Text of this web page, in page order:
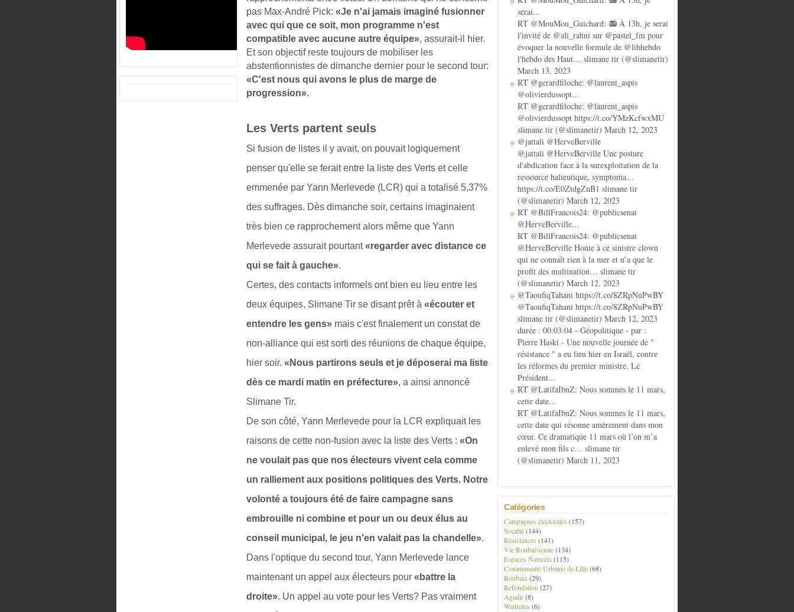
pas Max-André Pick: «Je n'ai jamais imaginé fusionner
avec qui que ce soit, mon programme n'est
compatible avec aucune autre équipe», assurait-il hier.
Et son objectif reste toujours de mobiliser les
abstentionnistes de dimanche dernier pour le second tour:
«C'est nous qui avons le plus de marge de
progression».
Les Verts partent seuls
Si fusion de listes il y avait, on pouvait logiquement
penser qu'elle se ferait entre la liste des Verts et celle
emmenée par Yann Merlevede (LCR) qui a totalisé 5,37%
des suffrages. Dès dimanche soir, certains imaginaient
très bien ce rapprochement alors même que Yann
Merlevede assurait pourtant«regarder avec distance ce
qui se fait à gauche».
Certes, des contacts informels ont bien eu lieu entre les
deux équipes, Slimane Tir se disant prêt à «écouter et
entendre les gens» mais c'est finalement un constat de
non-alliance qui est sorti des réunions de chaque équipe,
hier soir. «Nous partirons seuls et je déposerai ma liste
dès ce mardi matin en préfecture», a ainsi annoncé
Slimane Tir.
De son côté, Yann Merlevede pour la LCR expliquait les
raisons de cette non-fusion avec la liste des Verts : «On
ne voulait pas que nos électeurs vivent cela comme
un ralliement aux positions politiques des Verts. Notre
volonté a toujours été de faire campagne sans
embrouille ni combine et pour un ou deux élus au
conseil municipal, le jeu n'en valait pas la chandelle».
Dans l'optique du second tour, Yann Merlevede lance
maintenant un appel aux électeurs pour «battre la
droite». Un appel au vote pour les Verts? Pas vraiment
serai...
RT @MouMou_Guichard: 📻 À 13h, je serai
l'invité de @ali_rahni sur @pastel_fm pour
évoquer la nouvelle formule de @libhebdo
l'hebdo des Haut… slimane tir (@slimanetir)
March 13, 2023
RT @gerardfiloche: @laurent_aspis
@olivierdussopt...
RT @gerardfiloche: @laurent_aspis
@olivierdussopt https://t.co/YMzKcfwxMU
slimane tir (@slimanetir) March 12, 2023
@jattali @HerveBerville
@jattali @HerveBerville Une posture
d'abdication face à la surexploitation de la
ressource halieutique, symptoma…
https://t.co/E0ZtdgZnB1 slimane tir
(@slimanetir) March 12, 2023
RT @BillFrancois24: @publicsenat
@HerveBerville...
RT @BillFrancois24: @publicsenat
@HerveBerville Honte à ce sinistre clown
qui ne connaît rien à la mer et n’a que le
profit des multination… slimane tir
(@slimanetir) March 12, 2023
@TaoufiqTahani https://t.co/8ZRpNuPwBY
@TaoufiqTahani https://t.co/8ZRpNuPwBY
slimane tir (@slimanetir) March 12, 2023
durée : 00:03:04 - Géopolitique - par :
Pierre Haski - Une nouvelle journée de "
résistance " a eu lieu hier en Israël, contre
les réformes du premier ministre. Le
Président...
RT @LatifaIbnZ: Nous sommes le 11 mars,
cette date...
RT @LatifaIbnZ: Nous sommes le 11 mars,
cette date qui résonne amèrement dans mon
cœur. Ce dramatique 11 mars où l’on m’a
enlevé mon fils c… slimane tir
(@slimanetir) March 11, 2023
Catégories
Campagnes électorales (157)
Société(144)
Resistances (141)
Vie Roubaisienne(134)
Espaces Naturels (115)
Communauté Urbaine de Lille(68)
Roubaix (29)
Refondation (27)
Agadir(8)
Wattrelos (6)